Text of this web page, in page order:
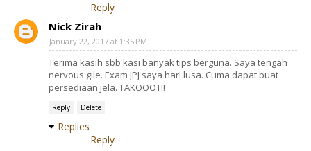
Reply
Nick Zirah
January 22, 2017 at 1:35 PM
Terima kasih sbb kasi banyak tips berguna. Saya tengah
nervous gile. Exam JPJ saya hari lusa. Cuma dapat buat
persediaan jela. TAKOOOT!!
Reply Delete
Replies
Reply